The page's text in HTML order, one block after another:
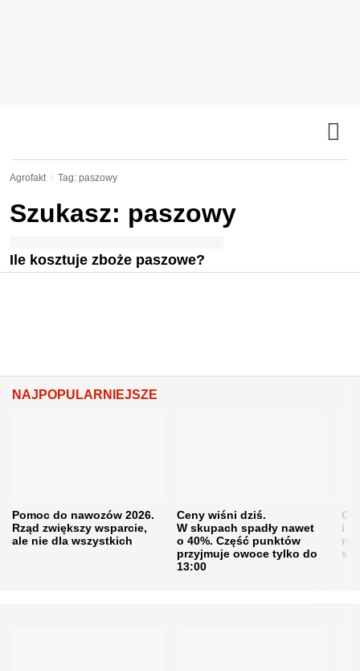
Agrofakt Tag: paszowy
Szukasz: paszowy
Ile kosztuje zboże paszowe?
NAJPOPULARNIEJSZE
Pomoc do nawozów 2026.
Rząd zwiększy wsparcie,
ale nie dla wszystkich
Ceny wiśni dziś.
W skupach spadły nawet
o 40%. Część punktów
przyjmuje owoce tylko do
13:00
i